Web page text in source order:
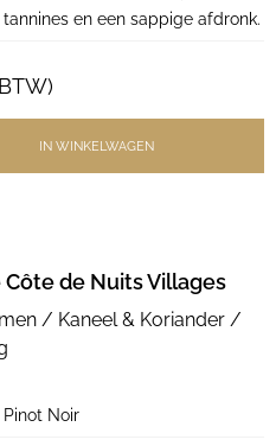
tannines en een sappige afdronk.
IN WINKELWAGEN
Côte de Nuits Villages
/ Kaneel & Koriander /
Pinot Noir